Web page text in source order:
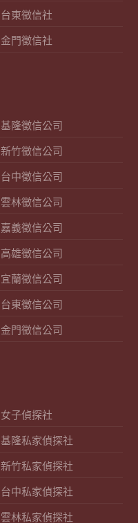
台東徵信社
金門徵信社
基隆徵信公司
新竹徵信公司
台中徵信公司
雲林徵信公司
嘉義徵信公司
高雄徵信公司
宜蘭徵信公司
台東徵信公司
金門徵信公司
女子偵探社
基隆私家偵探社
新竹私家偵探社
台中私家偵探社
雲林私家偵探社